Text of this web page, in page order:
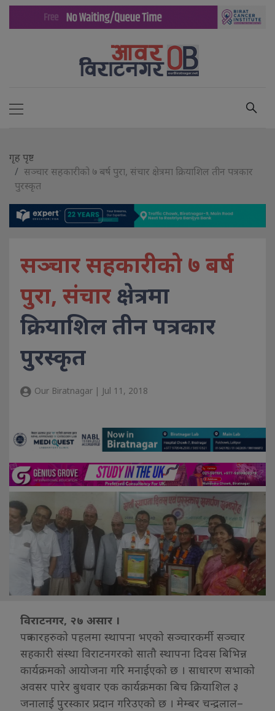
गृह पृष्ट
सञ्चार सहकारीको ७ बर्ष पुरा, संचार क्षेत्रमा क्रियाशिल तीन पत्रकार
पुरस्कृत
सञ्चार सहकारीको ७ बर्ष
पुरा, संचार क्षेत्रमा
क्रियाशिल तीन पत्रकार
पुरस्कृत
Our Biratnagar | Jul 11, 2018
विराटनगर, २७ असार ।
पत्रकारहरुको पहलमा स्थापना भएको सञ्चारकर्मी सञ्चार
सहकारी संस्था विराटनगरको सातौ स्थापना दिवस बिभिन्न
कार्यक्रमको आयोजना गरि मनाईएको छ । साधारण सभाको
अवसर पारेर बुधवार एक कार्यक्रमका बिच क्रियाशिल ३
जनालाई पुरस्कार प्रदान गरिउएको छ । मेम्बर चन्द्रलाल–